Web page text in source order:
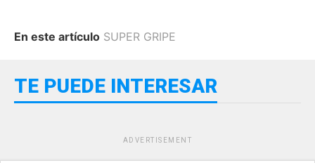
En este artículo SUPER GRIPE
TE PUEDE INTERESAR
ADVERTISEMENT